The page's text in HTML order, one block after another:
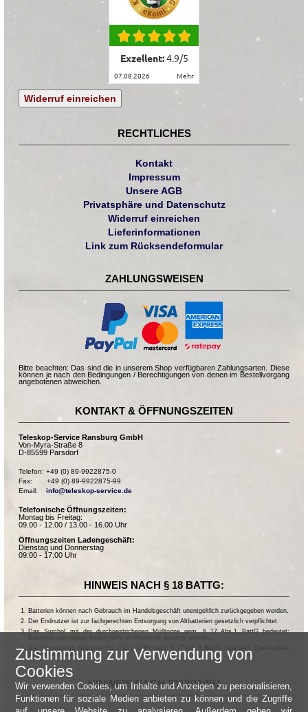
Exzellent:4.9/5
07.08.2026 mehr
Widerruf einreichen
RECHTLICHES
Kontakt
Impressum
Unsere AGB
Privatsphäre und Datenschutz
Widerruf einreichen
Lieferinformationen
Link zum Rücksendeformular
ZAHLUNGSWEISEN
Bitte beachten: Das sind die in unserem Shop verfügbaren Zahlungsarten. Diese
können je nach den Bedingungen / Berechtigungen von denen im Bestellvorgang
angebotenen abweichen.
KONTAKT & ÖFFNUNGSZEITEN
Teleskop-Service Ransburg GmbH
Von-Myra-Straße 8
D-85599 Parsdorf
Telefon: +49 (0) 89-9922875-0
Fax:       +49 (0) 89-9922875-99
Email: info@teleskop-service.de
Telefonische Öffnungszeiten:
Montag bis Freitag:
09.00 - 12.00 / 13.00 - 16.00 Uhr
Öffnungszeiten Ladengeschäft:
Dienstag und Donnerstag
09:00 - 17:00 Uhr
HINWEIS NACH § 18 BATTG:
Batterien können nach Gebrauch im Handelsgeschäft unentgeltlich zurückgegeben werden.
Der Endnutzer ist zur fachgerechten Entsorgung von Altbatterien gesetzlich verpflichtet.
Das Symbol mit der durchgestrichenen Mülltonne gem. § 17 Abs.1 BattG bedeutet:
Die chemischen Symbole Hg, Cd, und Pb nach § 17 Abs.3 BattG bedeuten: Quecksilber,
Cadmium und Blei.
HINWEIS NACH 2013/11/EU
Zustimmung zur Verwendung von
Cookies
Wir verwenden Cookies, um Inhalte und Anzeigen zu personalisieren,
Funktionen für soziale Medien anbieten zu können und die Zugriffe